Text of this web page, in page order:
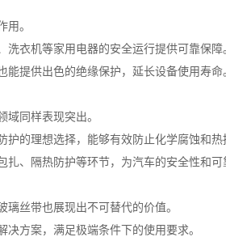
用。
衣机等家用电器的安全运行提供可靠保障
提供出色的绝缘保护，延长设备使用寿命
域同样表现突出。
的理想选择，能够有效防止化学腐蚀和热
、隔热防护等环节，为汽车的安全性和可
丝带也展现出不可替代的价值。
方案，满足极端条件下的使用要求。